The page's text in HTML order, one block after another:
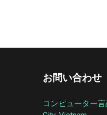
お問い合わせ
コンピューター言